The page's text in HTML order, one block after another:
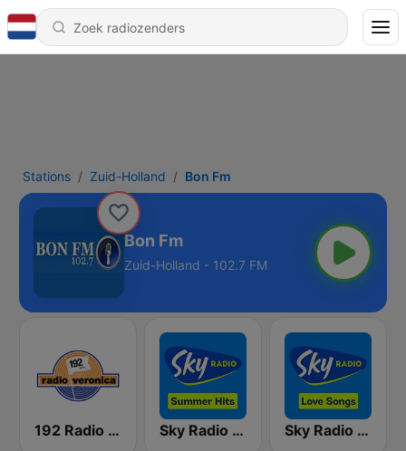
Stations Zuid-Holland Bon Fm
Bon Fm
Zuid-Holland - 102.7 FM
192 Radio Veronica - Goed idee Sky Radio Summer Hits Sky Radio Lovesongs